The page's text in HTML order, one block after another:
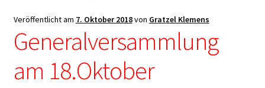
Veranstaltungen
Veröffentlicht am 7. Oktober 2018von Gratzel Klemens
Generalversammlung
am 18.Oktober